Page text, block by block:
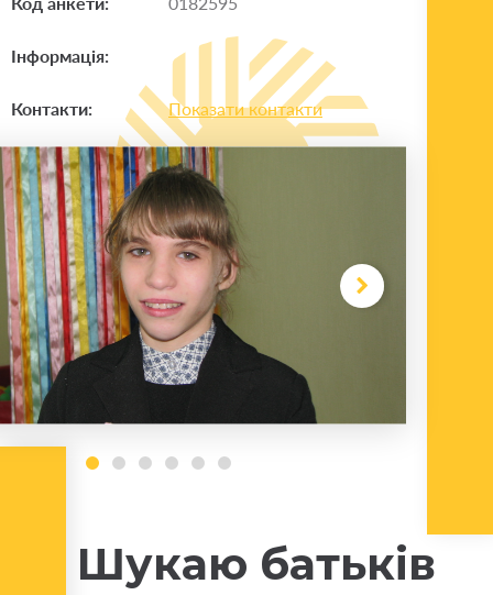
Інформація:
Контакти: Показати контакти
Шукаю батьків